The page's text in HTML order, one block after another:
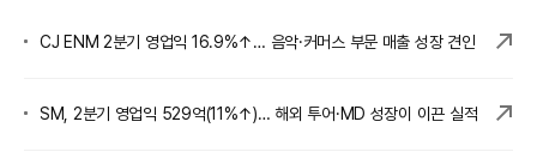
CJ ENM 2분기 영업익 16.9%↑… 음악·커머스 부문 매출 성장 견인
SM, 2분기 영업익 529억(11%↑)… 해외 투어·MD 성장이 이끈 실적